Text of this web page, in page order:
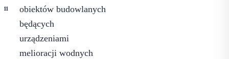
obiektów budowlanych
będących
urządzeniami
melioracji wodnych